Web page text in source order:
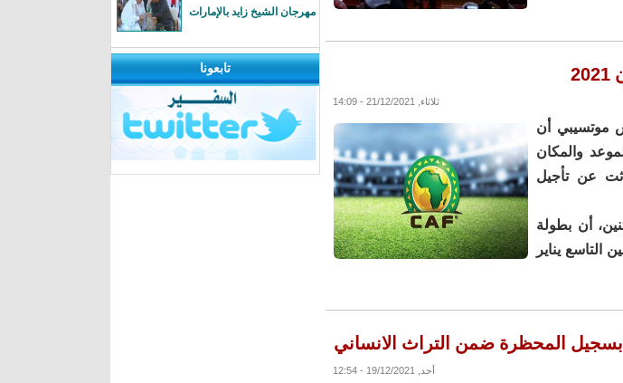
ثلاثاء, 21/12/2021 - 14:09
موتسيبي أن
ستقام في الموعد والمكان
عن تأجيل
أن بطولة
التاسع يناير
بسجيل المحظرة ضمن التراث الانساني
أحد, 19/12/2021 - 12:54
مهرجان الشيخ زايد بالإمارات
تابعونا